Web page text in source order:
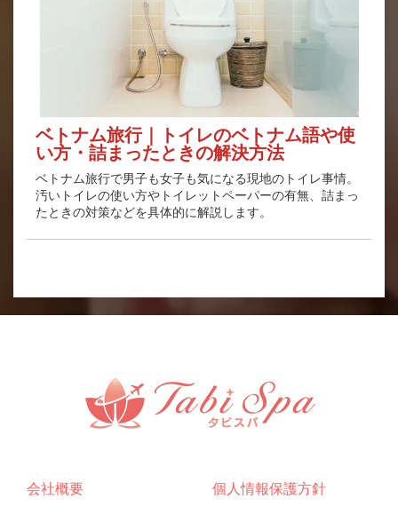
ベトナム旅行｜トイレのベトナム語や使
い方・詰まったときの解決方法
ベトナム旅行で男子も女子も気になる現地のトイレ事情。
汚いトイレの使い方やトイレットペーパーの有無、詰まっ
たときの対策などを具体的に解説します。
会社概要 個人情報保護方針